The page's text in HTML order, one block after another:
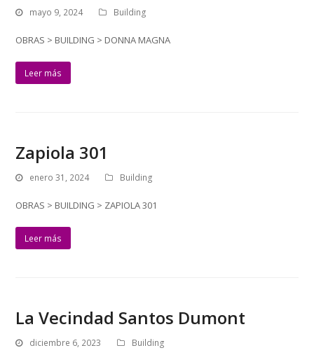
mayo 9, 2024 Building
OBRAS > BUILDING > DONNA MAGNA
Leer más
Zapiola 301
enero 31, 2024 Building
OBRAS > BUILDING > ZAPIOLA 301
Leer más
La Vecindad Santos Dumont
diciembre 6, 2023 Building